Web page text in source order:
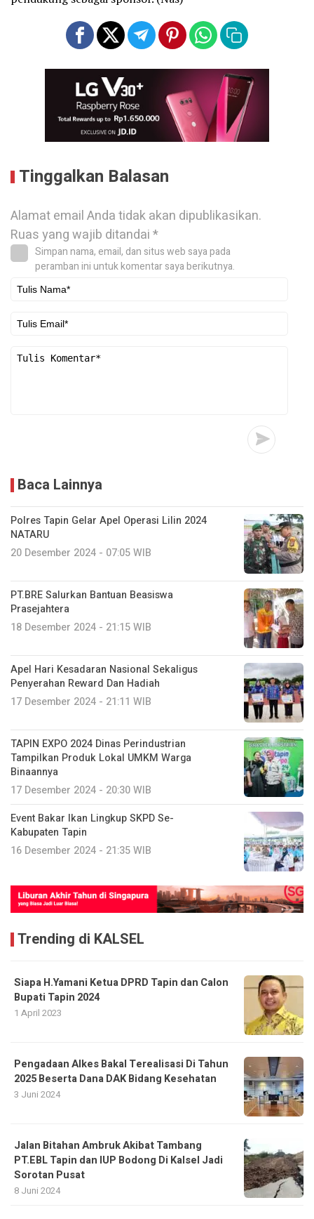
Tinggalkan Balasan
Alamat email Anda tidak akan dipublikasikan.
Ruas yang wajib ditandai*
Simpan nama, email, dan situs web saya pada
peramban ini untuk komentar saya berikutnya.
Baca Lainnya
Polres Tapin Gelar Apel Operasi Lilin 2024
NATARU
20 Desember 2024 - 07:05 WIB
PT.BRE Salurkan Bantuan Beasiswa
Prasejahtera
18 Desember 2024 - 21:15 WIB
Apel Hari Kesadaran Nasional Sekaligus
Penyerahan Reward Dan Hadiah
17 Desember 2024 - 21:11 WIB
TAPIN EXPO 2024 Dinas Perindustrian
Tampilkan Produk Lokal UMKM Warga
Binaannya
17 Desember 2024 - 20:30 WIB
Event Bakar Ikan Lingkup SKPD Se-
Kabupaten Tapin
16 Desember 2024 - 21:35 WIB
Trending di KALSEL
Siapa H.Yamani Ketua DPRD Tapin dan Calon
Bupati Tapin 2024
1 April 2023
Pengadaan Alkes Bakal Terealisasi Di Tahun
2025 Beserta Dana DAK Bidang Kesehatan
3 Juni 2024
Jalan Bitahan Ambruk Akibat Tambang
PT.EBL Tapin dan IUP Bodong Di Kalsel Jadi
Sorotan Pusat
8 Juni 2024